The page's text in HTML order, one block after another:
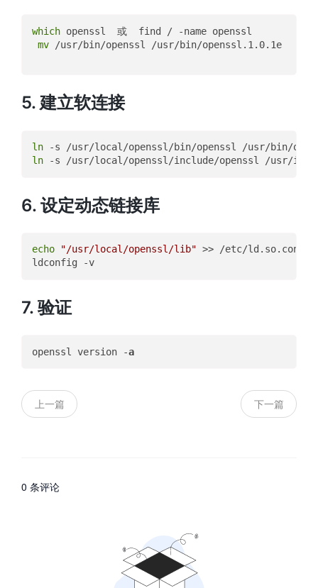
which openssl  或  find / -name openssl
mv /usr/bin/openssl /usr/bin/openssl.1.0.1e
5. 建立软连接
ln
ln
6. 设定动态链接库
echo "/usr/local/openssl/lib" >> /etc/ld.so.conf
ldconfig -v
7. 验证
openssl version -a
上一篇 下一篇